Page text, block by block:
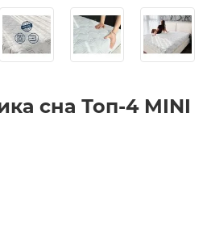
сна Топ-4 MINI